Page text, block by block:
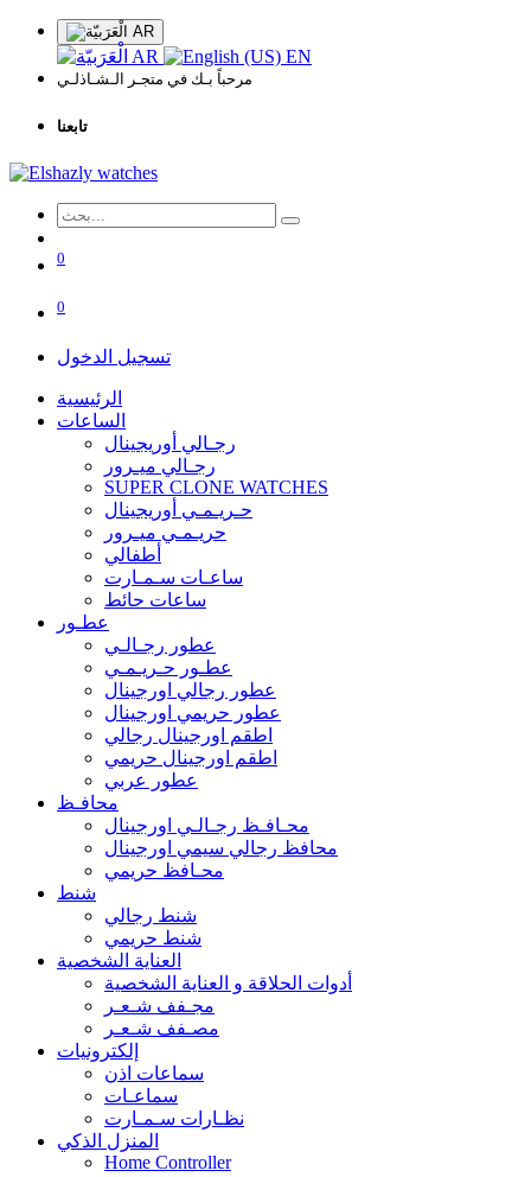
AR
AR EN
مرحباً بـك في متجـر الـشـاذلـي
تابعنا
0
0
تسجيل الدخول
الرئيسية
الساعات
رجـالي أوريجينال
رجـالي ميـرور
SUPER CLONE WATCHES
حـريـمـي أوريجينال
حريـمـي ميـرور
أطفالي
ساعـات سـمـارت
ساعات حائط
عطـور
عطور رجـالـي
عطـور حـريـمـي
عطور رجالي اورجينال
عطور حريمي اورجينال
اطقم اورجينال رجالي
اطقم اورجينال حريمي
عطور عربي
محافـظ
محـافـظ رجـالـي اورجينال
محافظ رجالي سيمي اورجينال
محـافظ حريمي
شنط
شنط رجالي
شنط حريمي
العناية الشخصية
أدوات الحلاقة و العناية الشخصية
مجـفف شـعـر
مصـفف شـعـر
إلكترونيات
سماعات اذن
سماعـات
نظـارات سـمـارت
المنزل الذكي
Home Controller